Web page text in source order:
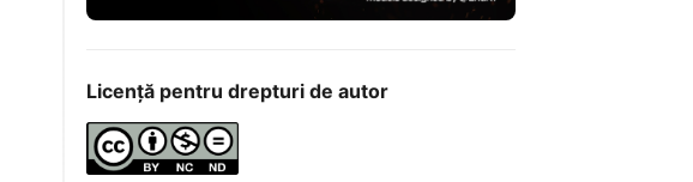
Licență pentru drepturi de autor